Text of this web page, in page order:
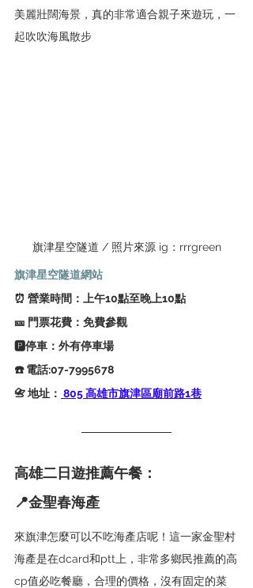
美麗壯闊海景，真的非常適合親子來遊玩，一
起吹吹海風散步
旗津星空隧道 / 照片來源 ig：rrrgreen
旗津星空隧道網站
⏰ 營業時間：上午10點至晚上10點
🎫 門票花費：免費參觀
🅿️停車：外有停車場
☎️ 電話:07-7995678
📇 地址： 805 高雄市旗津區廟前路1巷
高雄二日遊推薦午餐：
📍金聖春海產
來旗津怎麼可以不吃海產店呢！這一家金聖村
海產是在dcard和ptt上，非常多鄉民推薦的高
cp值必吃餐廳，合理的價格，沒有固定的菜